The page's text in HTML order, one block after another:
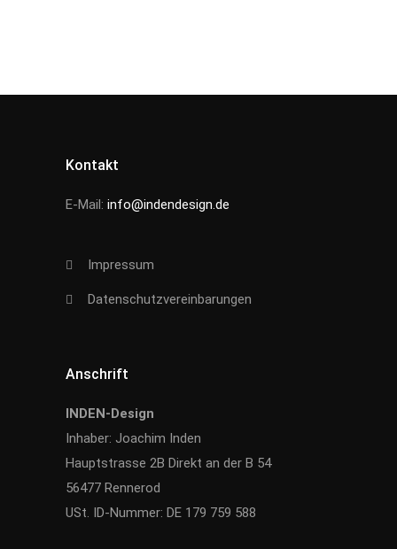
Kontakt
E-Mail: info@indendesign.de
Impressum
Datenschutzvereinbarungen
Anschrift
INDEN-Design
Inhaber: Joachim Inden
Hauptstrasse 2B Direkt an der B 54
56477 Rennerod
USt. ID-Nummer: DE 179 759 588